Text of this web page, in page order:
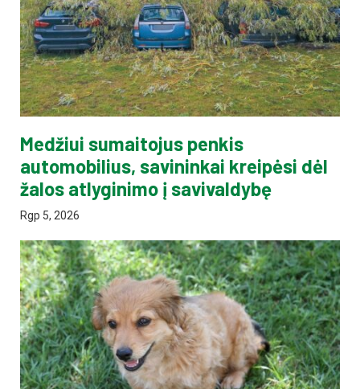
Medžiui sumaitojus penkis
automobilius, savininkai kreipėsi dėl
žalos atlyginimo į savivaldybę
Rgp 5, 2026